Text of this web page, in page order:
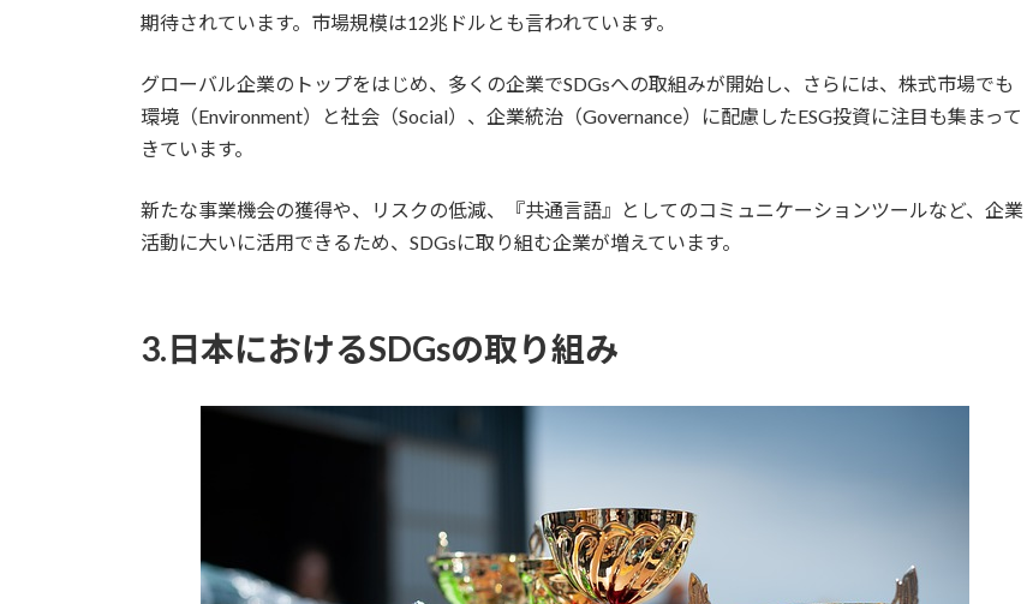
期待されています。市場規模は12兆ドルとも言われています。
グローバル企業のトップをはじめ、多くの企業でSDGsへの取組みが開始し、さらには、株式市場でも
環境（Environment）と社会（Social）、企業統治（Governance）に配慮したESG投資に注目も集まって
きています。
新たな事業機会の獲得や、リスクの低減、『共通言語』としてのコミュニケーションツールなど、企業
活動に大いに活用できるため、SDGsに取り組む企業が増えています。
3.日本におけるSDGsの取り組み